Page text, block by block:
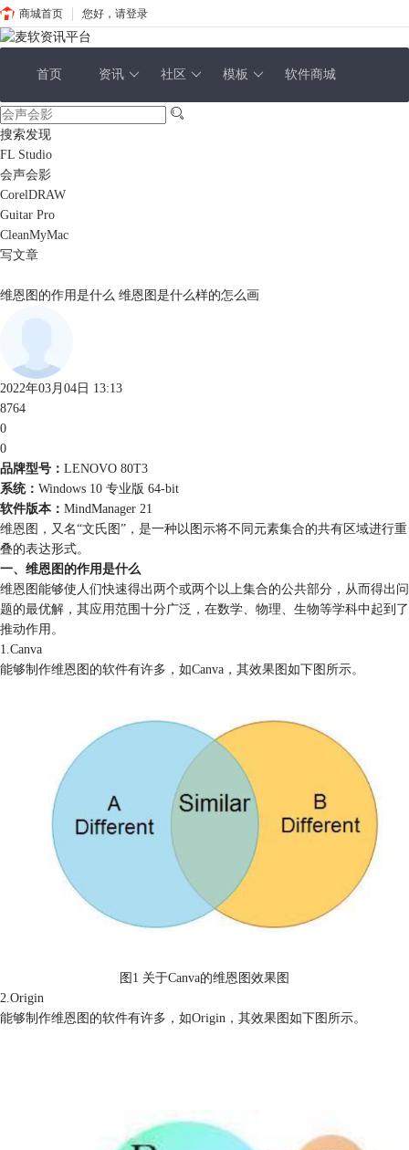
商城首页 您好，请登录
首页 资讯 社区 模板 软件商城
搜索发现
FL Studio
会声会影
CorelDRAW
Guitar Pro
CleanMyMac
写文章
维恩图的作用是什么 维恩图是什么样的怎么画
2022年03月04日 13:13
8764
0
0
品牌型号： LENOVO 80T3
系统： Windows 10 专业版 64-bit
软件版本： MindManager 21
维恩图，又名“文氏图”，是一种以图示将不同元素集合的共有区域进行重
叠的表达形式。
一、维恩图的作用是什么
维恩图能够使人们快速得出两个或两个以上集合的公共部分，从而得出问
题的最优解，其应用范围十分广泛，在数学、物理、生物等学科中起到了
推动作用。
1.Canva
能够制作维恩图的软件有许多，如Canva，其效果图如下图所示。
图1 关于Canva的维恩图效果图
2.Origin
能够制作维恩图的软件有许多，如Origin，其效果图如下图所示。